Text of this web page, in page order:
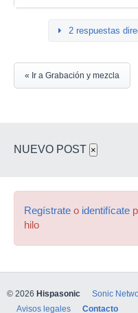
2 respuestas
« Ir a Grabación y mezcla
NUEVO POST ×
Regístrate o identifícate
hilo
© 2026 Hispasonic Sonic
Avisos legales
Contacto